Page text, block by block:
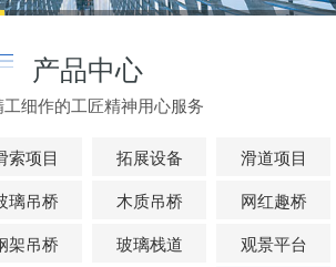
2 3
产品中心
工细作的工匠精神用心服务
索项目 拓展设备
滑道项目
璃吊桥 木质吊桥
网红趣桥
架吊桥 玻璃栈道
观景平台